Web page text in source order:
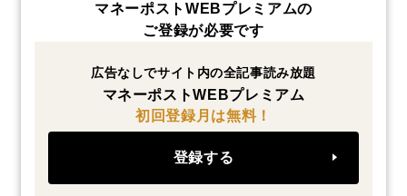
マネーポストWEBプレミアムの
ご登録が必要です
広告なしでサイト内の全記事読み放題
マネーポストWEBプレミアム
初回登録月は無料！
登録する